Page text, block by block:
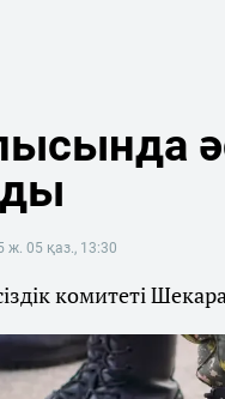
ж. 05 қаз., 13:30
комитеті